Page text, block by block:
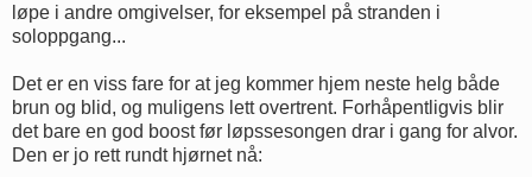
løpe i andre omgivelser, for eksempel på stranden i
soloppgang...
Det er en viss fare for at jeg kommer hjem neste helg både
brun og blid, og muligens lett overtrent. Forhåpentligvis blir
det bare en god boost før løpssesongen drar i gang for alvor.
Den er jo rett rundt hjørnet nå: